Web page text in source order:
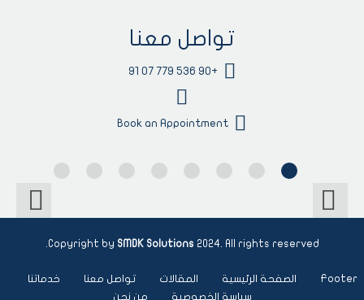
تواصل معنا
+90 536 779 07 91
Book an Appointment
Copyright by SMDK Solutions 2024. All rights reserved.
Footer الصفحة الرئيسية المقالات تواصل معنا
خدماتنا
سياسة الخصوصية
من نحن